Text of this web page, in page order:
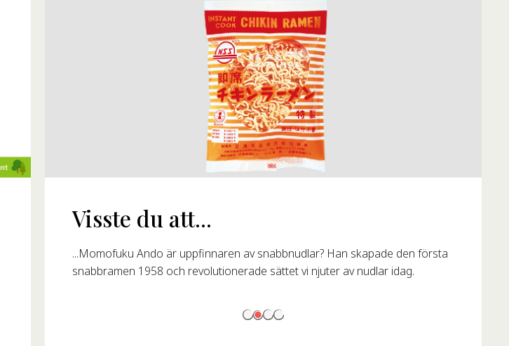
Visste du att...
...Momofuku Ando är uppfinnaren av snabbnudlar? Han skapade den första
snabbramen 1958 och revolutionerade sättet vi njuter av nudlar idag.